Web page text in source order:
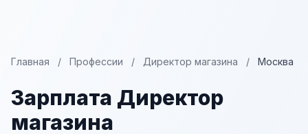
Главная / Профессии / Директор магазина / Москва
Зарплата Директор
магазина